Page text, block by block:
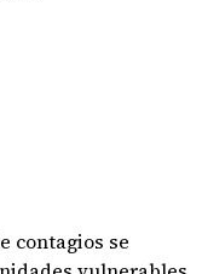
contagios se